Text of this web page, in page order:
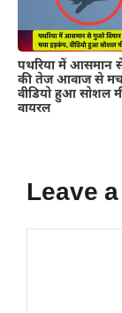
पथरिया में आसमान
की तेज आवाज से
वीडियो हुआ सोशल
वायरल
Leave